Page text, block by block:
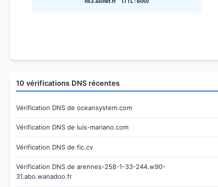
ns3.axinet.fr (TTL : 600)
10 vérifications DNS récentes
Vérification DNS de oceansystem.com
Vérification DNS de luis-mariano.com
Vérification DNS de fic.cv
Vérification DNS de arennes-258-1-33-244.w90-
31.abo.wanadoo.fr